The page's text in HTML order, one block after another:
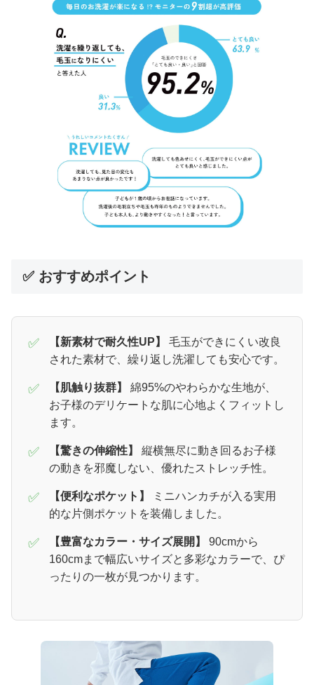
✅ おすすめポイント
✅ 【新素材で耐久性UP】
毛玉ができにくい改良
された素材で、繰り返し洗濯しても安心です。
✅ 【肌触り抜群】
綿95%のやわらかな生地が、
お子様のデリケートな肌に心地よくフィットし
ます。
✅ 【驚きの伸縮性】
縦横無尽に動き回るお子様
の動きを邪魔しない、優れたストレッチ性。
✅ 【便利なポケット】
ミニハンカチが入る実用
的な片側ポケットを装備しました。
✅ 【豊富なカラー・サイズ展開】
90cmから
160cmまで幅広いサイズと多彩なカラーで、ぴ
ったりの一枚が見つかります。